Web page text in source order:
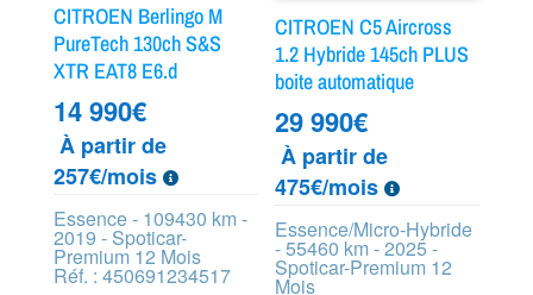
CITROEN Berlingo M
PureTech 130ch S&S
XTR EAT8 E6.d
14 990€
À partir de
257€/mois
Essence - 109430 km -
2019 - Spoticar-
Premium 12 Mois
Réf. : 450691234517
CITROEN C5 Aircross
1.2 Hybride 145ch PLUS
boite automatique
29 990€
À partir de
475€/mois
Essence/Micro-Hybride
- 55460 km - 2025 -
Spoticar-Premium 12
Mois